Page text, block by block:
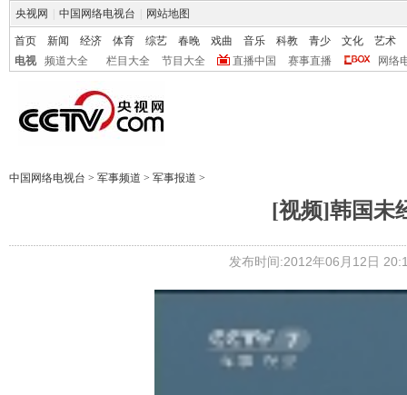
央视网 中国网络电视台 网站地图
首页 新闻 经济 体育 综艺 春晚 戏曲 音乐 科教 青少 文化
艺术
电视
频道大全 栏目大全 节目大全 直播中国 赛事直播 网络
中国网络电视台 > 军事频道 > 军事报道 >
[视频]韩国未
发布时间:2012年06月12日